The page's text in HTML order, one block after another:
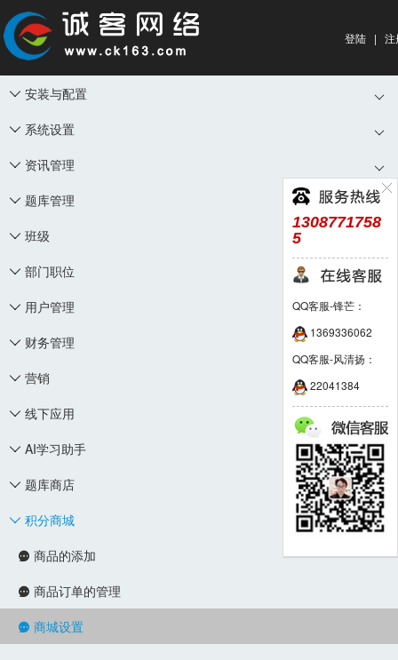
登陆 | 注
 安装与配置
 系统设置
 资讯管理
 题库管理
 班级
 部门职位
 用户管理
 财务管理
 营销
 线下应用
 AI学习助手
 题库商店
 积分商城
 商品的添加
 商品订单的管理
 商城设置
1308771758
5
QQ客服-锋芒：
1369336062
QQ客服-风清扬：
22041384